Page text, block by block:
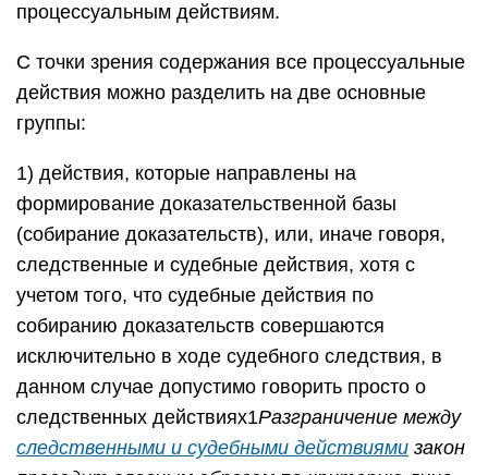
процессуальным действиям.
С точки зрения содержания все процессуальные
действия можно разделить на две основные
группы:
1) действия, которые направлены на
формирование доказательственной базы
(собирание доказательств), или, иначе говоря,
следственные и судебные действия, хотя с
учетом того, что судебные действия по
собиранию доказательств совершаются
исключительно в ходе судебного следствия, в
данном случае допустимо говорить просто о
следственных действиях1Разграничение между
следственными и судебными действиями закон